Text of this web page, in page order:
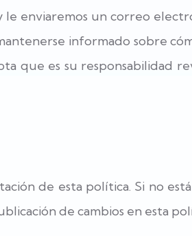
le enviaremos un correo
informado sobre
que es su responsabilidad
de esta política. Si no
de cambios en esta